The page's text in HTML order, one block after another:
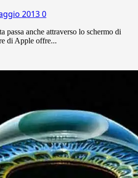
20130
passa anche attraverso lo schermo di
di Apple offre...